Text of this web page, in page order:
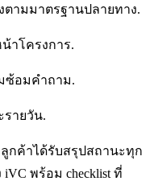
ตามมาตรฐานปลายทาง.
าโครงการ.
ซ้อมคำถาม.
ายวัน.
กค้าได้รับสรุปสถานะทุก
พร้อม checklist ที่